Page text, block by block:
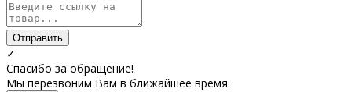
Отправить
✓
Спасибо за обращение!
Мы перезвоним Вам в ближайшее время.